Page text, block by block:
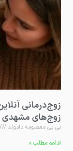
زوج‌درمانی
زوج‌های مشهدی
بی بی معصومه دادوند
ادامه مطلب »